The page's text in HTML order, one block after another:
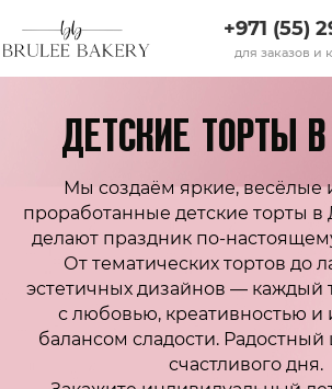
для заказов и консультаций
+971 (55) 299 94 07
ДЕТСКИЕ ТОРТЫ
Мы создаём яркие, весёлые
проработанные детские торты в
делают праздник по-
От тематических тортов до
эстетичных дизайнов — каждый
с любовью, креативностью и
балансом сладости. Радостный
счастливого дня.